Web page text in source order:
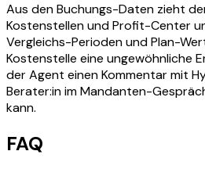
Aus den Buchungs-Daten zieht
Kostenstellen und Profit-Center
Vergleichs-Perioden und Plan-
Kostenstelle eine ungewöhnliche
der Agent einen Kommentar mit
Berater:in im Mandanten-
kann.
FAQ